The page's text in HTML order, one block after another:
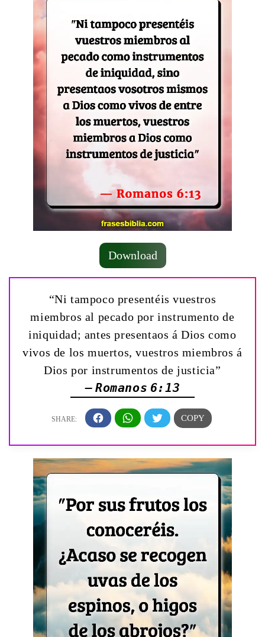
Download
“Ni tampoco presentéis vuestros
miembros al pecado por instrumento de
iniquidad; antes presentaos á Dios como
vivos de los muertos, vuestros miembros á
Dios por instrumentos de justicia”
— Romanos 6:13